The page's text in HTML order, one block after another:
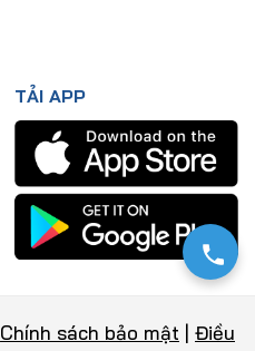
TẢI APP
Chính sách bảo mật
Điều